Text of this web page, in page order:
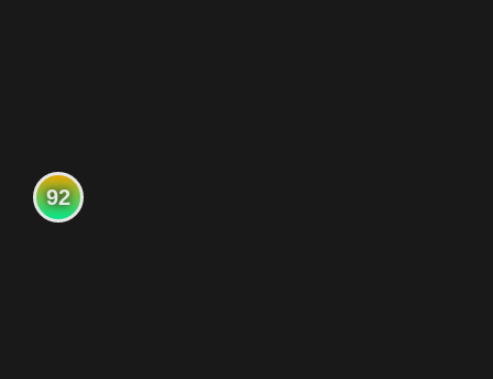
92